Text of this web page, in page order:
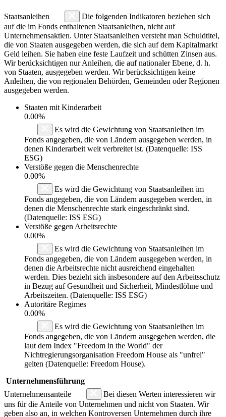
Staatsanleihen
Die folgenden Indikatoren beziehen sich
auf die im Fonds enthaltenen Staatsanleihen, nicht auf
Unternehmensaktien. Unter Staatsanleihen versteht man Schuldtitel,
die von Staaten ausgegeben werden, die sich auf dem Kapitalmarkt
Geld leihen. Sie haben eine feste Laufzeit und schütten Zinsen aus.
Wir berücksichtigen nur Anleihen, die auf nationaler Ebene, d. h.
von Staaten, ausgegeben werden. Wir berücksichtigen keine
Anleihen, die von regionalen Behörden, Gemeinden oder Regionen
ausgegeben werden.
Staaten mit Kinderarbeit
0.00%
Es wird die Gewichtung von Staatsanleihen im
Fonds angegeben, die von Ländern ausgegeben werden, in
denen Kinderarbeit weit verbreitet ist. (Datenquelle: ISS
ESG)
Verstöße gegen die Menschenrechte
0.00%
Es wird die Gewichtung von Staatsanleihen im
Fonds angegeben, die von Ländern ausgegeben werden, in
denen die Menschenrechte stark eingeschränkt sind.
(Datenquelle: ISS ESG)
Verstöße gegen Arbeitsrechte
0.00%
Es wird die Gewichtung von Staatsanleihen im
Fonds angegeben, die von Ländern ausgegeben werden, in
denen die Arbeitsrechte nicht ausreichend eingehalten
werden. Dies bezieht sich insbesondere auf den Arbeitsschutz
in Bezug auf Gesundheit und Sicherheit, Mindestlöhne und
Arbeitszeiten. (Datenquelle: ISS ESG)
Autoritäre Regimes
0.00%
Es wird die Gewichtung von Staatsanleihen im
Fonds angegeben, die von Ländern ausgegeben werden, die
laut dem Index "Freedom in the World" der
Nichtregierungsorganisation Freedom House als "unfrei"
gelten (Datenquelle: Freedom House).
Unternehmensführung
Unternehmensanteile
Bei diesen Werten interessieren wir
uns für die Anteile von Unternehmen und nicht von Staaten. Wir
geben also an, in welchen Kontroversen Unternehmen durch ihre